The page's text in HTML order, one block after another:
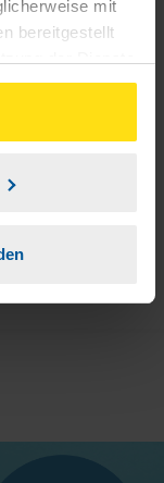
mit
bereitgestellt
klicken,
gemäß
Zugangsdaten